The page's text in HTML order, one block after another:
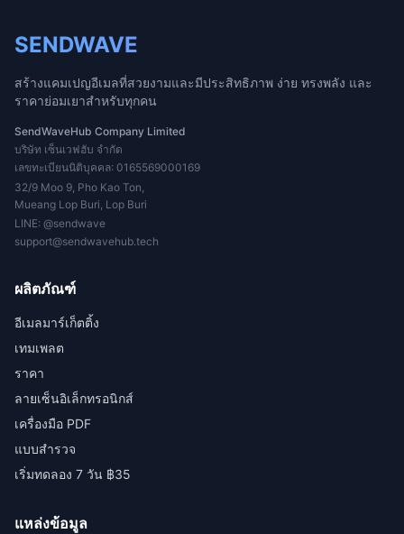
SENDWAVE
สร้างแคมเปญอีเมลที่สวยงามและมีประสิทธิภาพ ง่าย ทรงพลัง และ
ราคาย่อมเยาสำหรับทุกคน
SendWaveHub Company Limited
บริษัท เซ็นเวฟฮับ จำกัด
เลขทะเบียนนิติบุคคล: 0165569000169
32/9 Moo 9, Pho Kao Ton,
Mueang Lop Buri, Lop Buri
LINE: @sendwave
support@sendwavehub.tech
ผลิตภัณฑ์
อีเมลมาร์เก็ตติ้ง
เทมเพลต
ราคา
ลายเซ็นอิเล็กทรอนิกส์
เครื่องมือ PDF
แบบสำรวจ
เริ่มทดลอง 7 วัน ฿35
แหล่งข้อมูล